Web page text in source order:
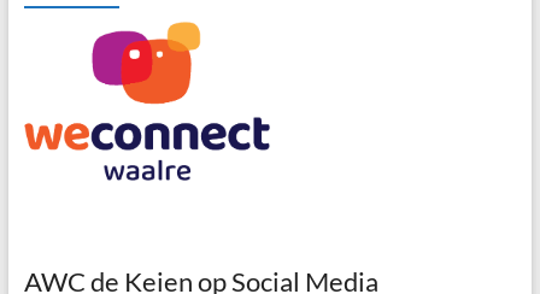
AWC de Keien op Social Media